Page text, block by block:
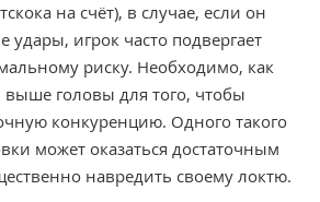
на счёт), в случае, если он
игрок часто подвергает
риску. Необходимо, как
выше головы для того, чтобы
конкуренцию. Одного такого
может оказаться достаточным
навредить своему локтю.